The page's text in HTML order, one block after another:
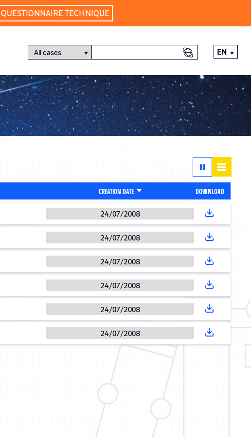
QUESTIONNAIRE TECHNIQUE
EN
CREATION DATE SORT
ASCENDING
DOWNLOAD
24/07/2008
24/07/2008
24/07/2008
24/07/2008
24/07/2008
24/07/2008